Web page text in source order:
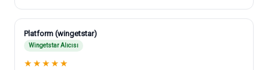
Platform (wingetstar)
Wingetstar Alıcısı
★ ★ ★ ★ ★